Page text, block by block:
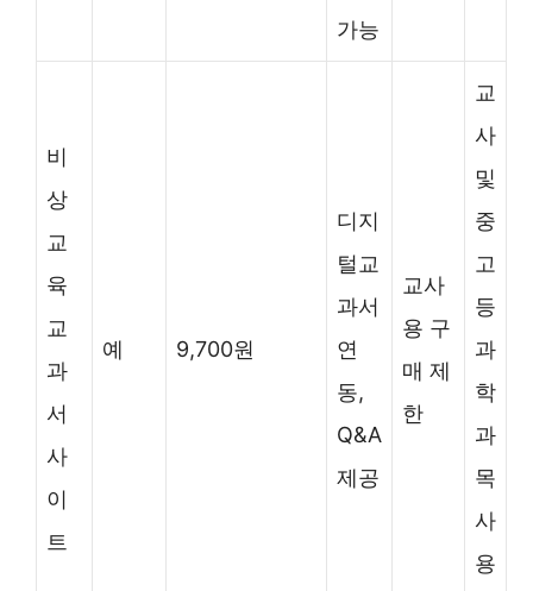
가능
비
상
교
육
교
과
서
사
이
트
예 9,700원
디지
털교
과서
연
동,
Q&A
제공
교사
용 구
매 제
한
교
사
및
중
고
등
과
학
과
목
사
용